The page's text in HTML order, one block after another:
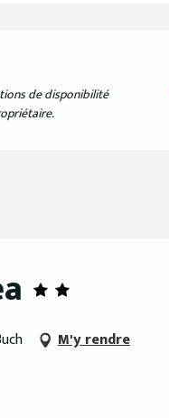
de disponibilité
M'y rendre